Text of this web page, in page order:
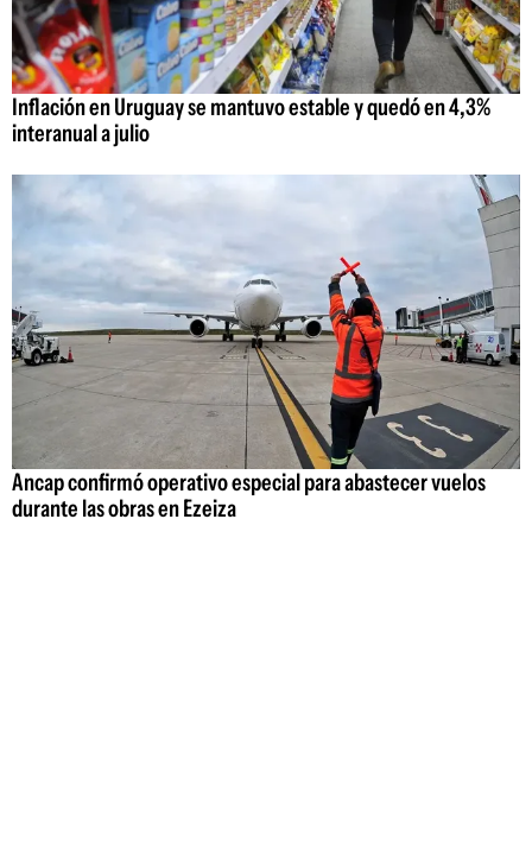
Inflación en Uruguay se mantuvo estable y quedó en 4,3%
interanual a julio
Ancap confirmó operativo especial para abastecer vuelos
durante las obras en Ezeiza